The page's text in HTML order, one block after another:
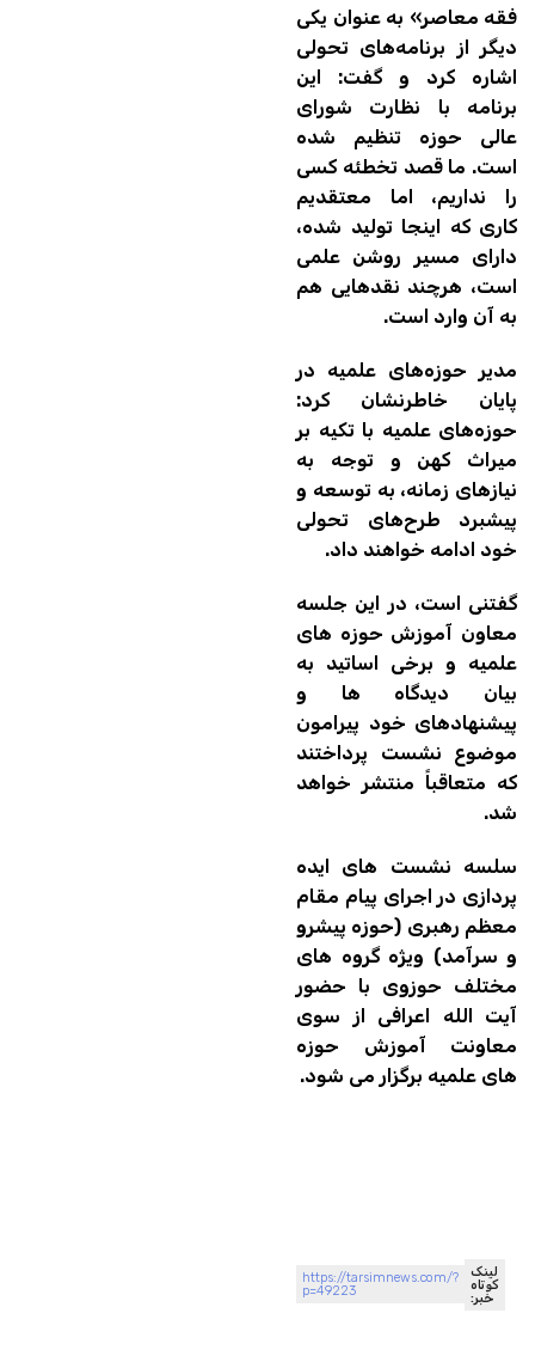
فقه معاصر» به عنوان یکی
دیگر از برنامه‌های تحولی
اشاره کرد و گفت: این
برنامه با نظارت شورای
عالی حوزه تنظیم شده
است. ما قصد تخطئه کسی
را نداریم، اما معتقدیم
کاری که اینجا تولید شده،
دارای مسیر روشن علمی
است، هرچند نقدهایی هم
به آن وارد است.
مدیر حوزه‌های علمیه در
پایان خاطرنشان کرد:
حوزه‌های علمیه با تکیه بر
میراث کهن و توجه به
نیازهای زمانه، به توسعه و
پیشبرد طرح‌های تحولی
خود ادامه خواهند داد.
گفتنی است، در این جلسه
معاون آموزش حوزه های
علمیه و برخی اساتید به
بیان دیدگاه ها و
پیشنهادهای خود پیرامون
موضوع نشست پرداختند
که متعاقباً منتشر خواهد
شد.
سلسه نشست های ایده
پردازی در اجرای پیام مقام
معظم رهبری (حوزه پیشرو
و سرآمد) ویژه گروه های
مختلف حوزوی با حضور
آیت الله اعرافی از سوی
معاونت آموزش حوزه
های علمیه برگزار می شود.
لینک
کوتاه
خبر:
https://tarsimnews.com/?
p=49223